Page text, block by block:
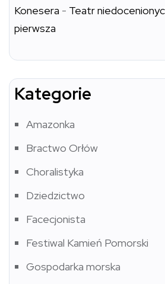
Konesera - Teatr
pierwsza
Kategorie
Amazonka
Bractwo Orłów
Choralistyka
Dziedzictwo
Facecjonista
Festiwal Kamień Pomorski
Gospodarka morska